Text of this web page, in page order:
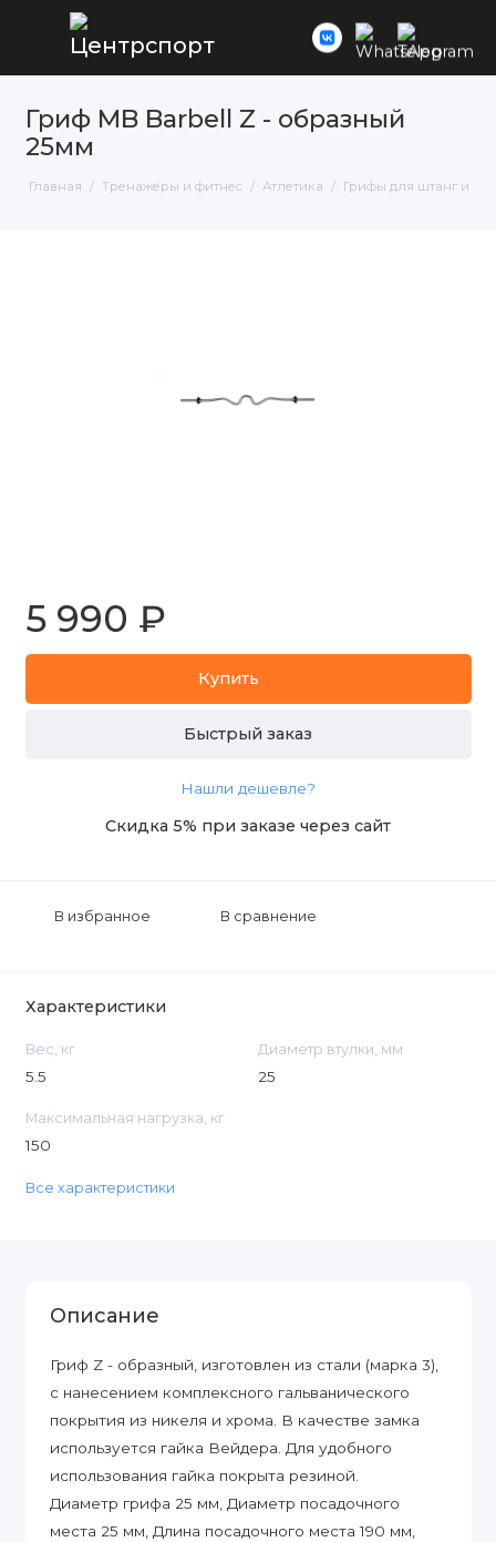
Гриф MB Barbell Z - образный
25мм
Главная Тренажёры и фитнес Атлетика Грифы для штанг и
5 990 ₽
Купить
Быстрый заказ
Нашли дешевле?
Скидка 5% при заказе через сайт
В избранное В сравнение
Характеристики
Вес, кг
5.5
Диаметр втулки, мм
25
Максимальная нагрузка, кг
150
Все характеристики
Описание
Гриф Z - образный, изготовлен из стали (марка 3),
с нанесением комплексного гальванического
покрытия из никеля и хрома. В качестве замка
используется гайка Вейдера. Для удобного
использования гайка покрыта резиной.
Диаметр грифа 25 мм, Диаметр посадочного
места 25 мм, Длина посадочного места 190 мм,